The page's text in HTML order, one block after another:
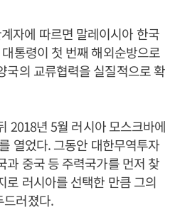
자에 따르면 말레이시아 한국
통령이 첫 번째 해외순방으로
국의 교류협력을 실질적으로 확
2018년 5월 러시아 모스크바에
열었다. 그동안 대한무역투자
과 중국 등 주력국가를 먼저 찾
로 러시아를 선택한 만큼 그의
드러졌다.